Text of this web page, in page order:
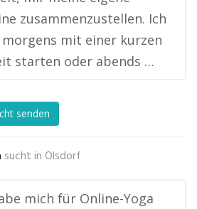
zusammenzustellen. Ich
morgens mit einer kurzen
starten oder abends …
senden
sucht in Olsdorf
mich für Online-Yoga